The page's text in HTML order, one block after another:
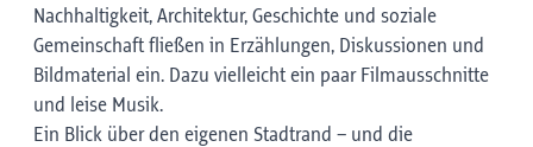
Nachhaltigkeit, Architektur, Geschichte und soziale
Gemeinschaft fließen in Erzählungen, Diskussionen und
Bildmaterial ein. Dazu vielleicht ein paar Filmausschnitte
und leise Musik.
Ein Blick über den eigenen Stadtrand – und die